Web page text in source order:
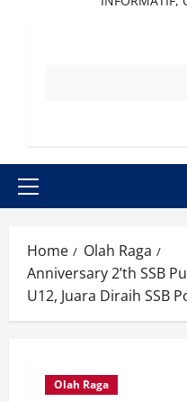
Primary
Home
Olah Raga
Anniversary 2’th SSB
U12, Juara Diraih SSB
Olah Raga